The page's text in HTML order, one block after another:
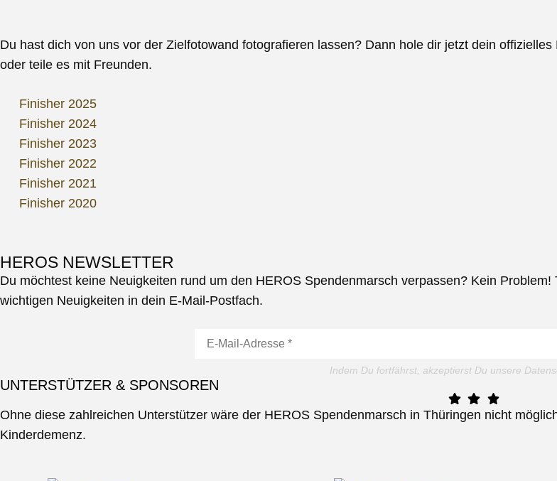
Du hast dich von uns vor der Zielfotowand fotografieren lassen? Dann hole dir jetzt dein
oder teile es mit Freunden.
Finisher 2025
Finisher 2024
Finisher 2023
Finisher 2022
Finisher 2021
Finisher 2020
HEROS NEWSLETTER
Du möchtest keine Neuigkeiten rund um den HEROS Spendenmarsch verpassen? Kein
wichtigen Neuigkeiten in dein E-Mail-Postfach.
Indem Du fortfährst, akzeptierst Du unsere
UNTERSTÜTZER & SPONSOREN
Ohne diese zahlreichen Unterstützer wäre der HEROS Spendenmarsch in Thüringen nicht
Kinderdemenz.